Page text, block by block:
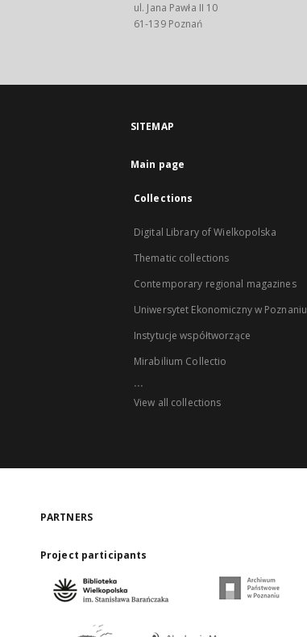
ul. Jana Pawła II 10
61-139 Poznań
SITEMAP
Main page
Collections
Digital Library of Wielkopolska
Thematic collections
Contemporary regional magazines
Uniwersytet Ekonomiczny w Poznaniu
Instytucje współtworzące
Mirabilium Collectio
...
View all collections
PARTNERS
Project participants